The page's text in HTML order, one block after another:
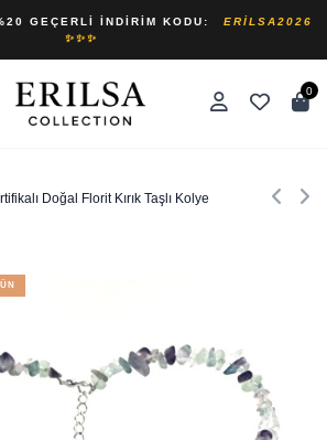
GEÇERLI İNDIRIM KODU:
ERILSA2026
✨✨✨
0
Doğal Florit Kırık Taşlı Kolye